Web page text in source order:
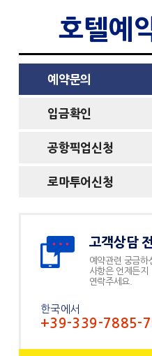
호텔예
예약문의
입금확인
공항픽업신청
로마투어신청
고객상담
예약관련 궁금하
사항은 언제든지
연락주세요.
한국에서
+39-339-7885-